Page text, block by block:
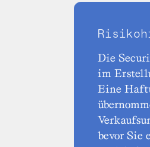
Die
im
Eine
bevor Sie